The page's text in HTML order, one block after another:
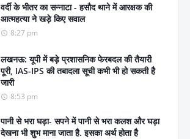
वर्दी के भीतर का सन्नाटा - हसौद थाने में आरक्षक की
आत्महत्या ने खड़े किए सवाल
8:27 pm
लखनऊ: यूपी में बड़े प्रशासनिक फेरबदल की तैयारी
पूरी, IAS-IPS की तबादला सूची कभी भी हो सकती है
जारी
8:53 pm
पानी से भरा घड़ा- सपने में पानी से भरा कलश और घड़ा
देखना भी शुभ माना जाता है. इसका अर्थ होता है